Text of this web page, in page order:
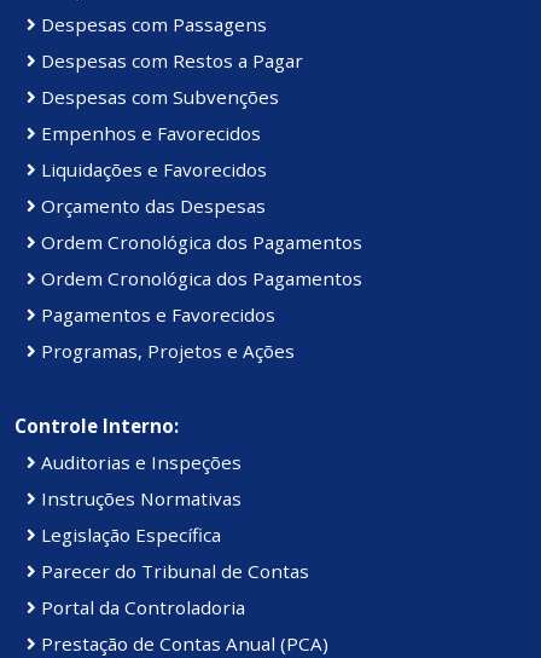
Despesas com Passagens
Despesas com Restos a Pagar
Despesas com Subvenções
Empenhos e Favorecidos
Liquidações e Favorecidos
Orçamento das Despesas
Ordem Cronológica dos Pagamentos
Ordem Cronológica dos Pagamentos
Pagamentos e Favorecidos
Programas, Projetos e Ações
Controle Interno:
Auditorias e Inspeções
Instruções Normativas
Legislação Específica
Parecer do Tribunal de Contas
Portal da Controladoria
Prestação de Contas Anual (PCA)